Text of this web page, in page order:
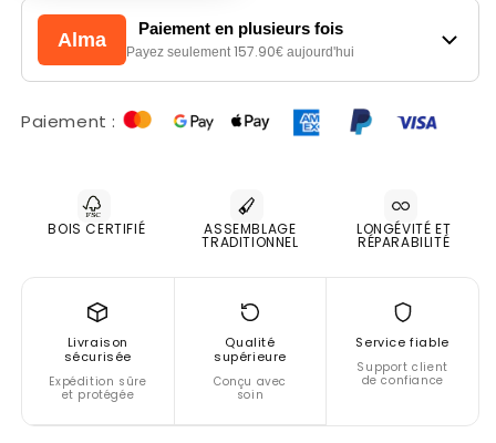
Vitrine
2x1
porte
tiroirs
tourne
à
&quot;Romance&quot;
Vitrine
2x1
porte
2
tiroirs
à
&quot;Romance&quot;
Alma
Paiement en plusieurs fois
Payez seulement 157.90€ aujourd'hui
Paiement :
BOIS CERTIFIÉ ASSEMBLAGE
TRADITIONNEL
LONGÉVITÉ ET
RÉPARABILITÉ
Livraison
sécurisée
Expédition sûre
et protégée
Qualité
supérieure
Conçu avec
soin
Service fiable
Support client
de confiance